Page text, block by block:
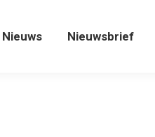
Nieuws Nieuwsbrief
Nieuws Nieuwsbrief